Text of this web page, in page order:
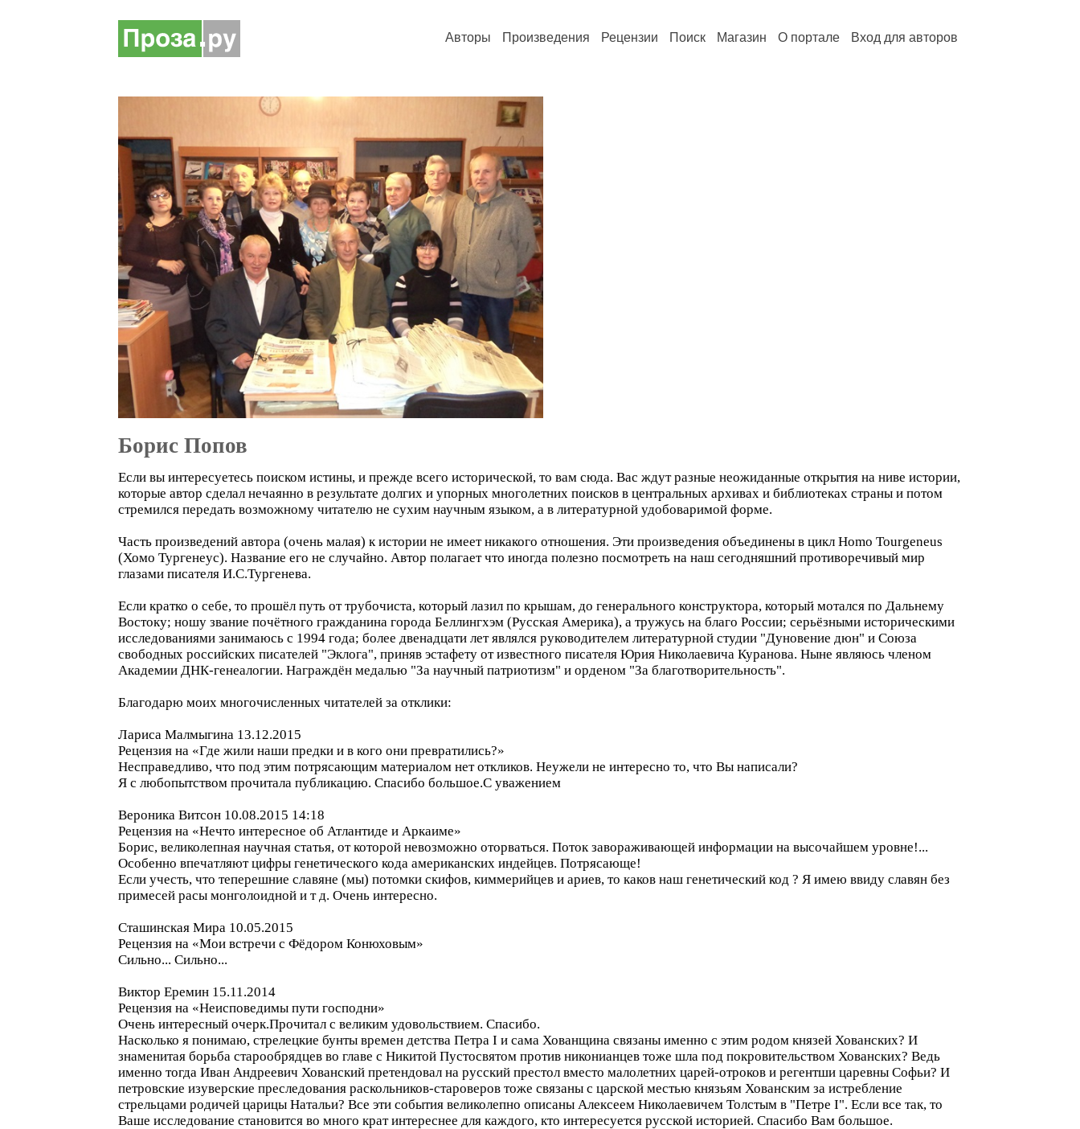
Авторы Произведения Рецензии Поиск Магазин О портале Вход для авторов
Борис Попов
Если вы интересуетесь поиском истины, и прежде всего исторической, то вам сюда. Вас ждут разные неожиданные открытия на ниве истории,
которые автор сделал нечаянно в результате долгих и упорных многолетних поисков в центральных архивах и библиотеках страны и потом
стремился передать возможному читателю не сухим научным языком, а в литературной удобоваримой форме.
Часть произведений автора (очень малая) к истории не имеет никакого отношения. Эти произведения объединены в цикл Homo Tourgeneus
(Хомо Тургенеус). Название его не случайно. Автор полагает что иногда полезно посмотреть на наш сегодняшний противоречивый мир
глазами писателя И.С.Тургенева.
Если кратко о себе, то прошёл путь от трубочиста, который лазил по крышам, до генерального конструктора, который мотался по Дальнему
Востоку; ношу звание почётного гражданина города Беллингхэм (Русская Америка), а тружусь на благо России; серьёзными историческими
исследованиями занимаюсь с 1994 года; более двенадцати лет являлся руководителем литературной студии "Дуновение дюн" и Союза
свободных российских писателей "Эклога", приняв эстафету от известного писателя Юрия Николаевича Куранова. Ныне являюсь членом
Академии ДНК-генеалогии. Награждён медалью "За научный патриотизм" и орденом "За благотворительность".
Благодарю моих многочисленных читателей за отклики:
Лариса Малмыгина 13.12.2015
Рецензия на «Где жили наши предки и в кого они превратились?»
Несправедливо, что под этим потрясающим материалом нет откликов. Неужели не интересно то, что Вы написали?
Я с любопытством прочитала публикацию. Спасибо большое.С уважением
Вероника Витсон 10.08.2015 14:18
Рецензия на «Нечто интересное об Атлантиде и Аркаиме»
Борис, великолепная научная статья, от которой невозможно оторваться. Поток завораживающей информации на высочайшем уровне!...
Особенно впечатляют цифры генетического кода американских индейцев. Потрясающе!
Если учесть, что теперешние славяне (мы) потомки скифов, киммерийцев и ариев, то каков наш генетический код ? Я имею ввиду славян без
примесей расы монголоидной и т д. Очень интересно.
Сташинская Мира 10.05.2015
Рецензия на «Мои встречи с Фёдором Конюховым»
Сильно... Сильно...
Виктор Еремин 15.11.2014
Рецензия на «Неисповедимы пути господни»
Очень интересный очерк.Прочитал с великим удовольствием. Спасибо.
Насколько я понимаю, стрелецкие бунты времен детства Петра I и сама Хованщина связаны именно с этим родом князей Хованских? И
знаменитая борьба старообрядцев во главе с Никитой Пустосвятом против никонианцев тоже шла под покровительством Хованских? Ведь
именно тогда Иван Андреевич Хованский претендовал на русский престол вместо малолетних царей-отроков и регентши царевны Софьи? И
петровские изуверские преследования раскольников-староверов тоже связаны с царской местью князьям Хованским за истребление
стрельцами родичей царицы Натальи? Все эти события великолепно описаны Алексеем Николаевичем Толстым в "Петре I". Если все так, то
Ваше исследование становится во много крат интереснее для каждого, кто интересуется русской историей. Спасибо Вам большое.